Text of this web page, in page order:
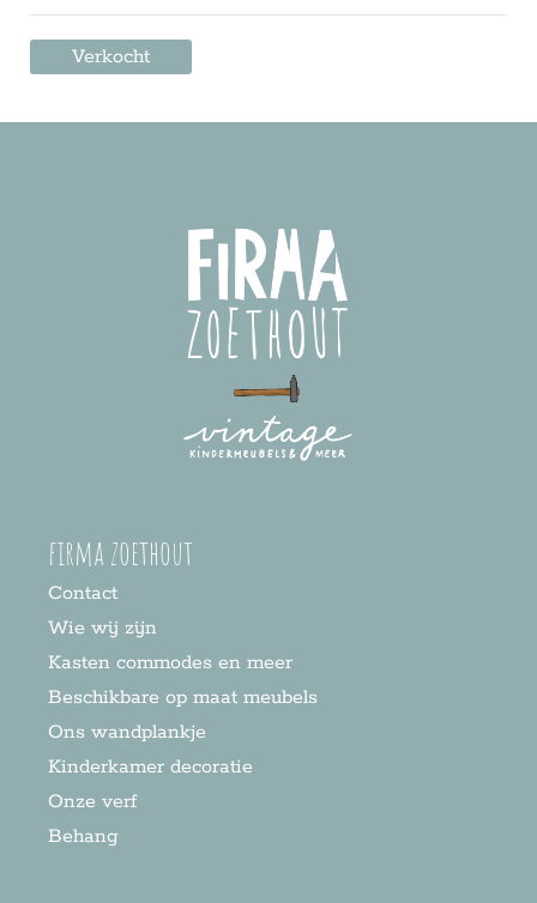
Verkocht
firma zoethout
Contact
Wie wij zijn
Kasten commodes en meer
Beschikbare op maat meubels
Ons wandplankje
Kinderkamer decoratie
Onze verf
Behang